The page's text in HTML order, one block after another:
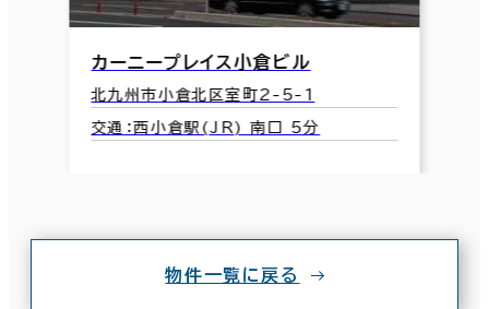
カーニープレイス小倉ビル
北九州市小倉北区室町2-5-1
交通：西小倉駅(JR) 南口 5分
物件一覧に戻る